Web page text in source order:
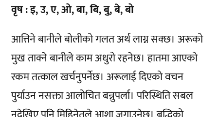
वृष : इ, उ, ए, ओ, बा, बि, बु, बे, बो
आत्तिने बानीले बोलीको गलत अर्थ लाग्न सक्छ। अरूको
मुख ताक्ने बानीले काम अधुरो रहनेछ। हातमा आएको
रकम तत्काल खर्चनुपर्नेछ। अरूलाई दिएको वचन
पुर्याउन नसक्ता आलोचित बन्नुपर्ला। परिस्थिति सबल